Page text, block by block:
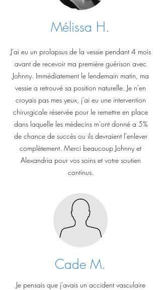
Mélissa H.
J'ai eu un prolapsus de la vessie pendant 4 mois
avant de recevoir ma première guérison avec
Johnny. Immédiatement le lendemain matin, ma
vessie a retrouvé sa position naturelle. Je n'en
croyais pas mes yeux, j'ai eu une intervention
chirurgicale réservée pour le remettre en place
dans laquelle les médecins m'ont donné a 5%
de chance de succès ou ils devraient l'enlever
complètement. Merci beaucoup Johnny et
Alexandria pour vos soins et votre soutien
continus.
Cade M.
Je pensais que j'avais un accident vasculaire